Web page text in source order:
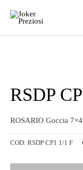
contenuto
RSDP
ROSARIO Goccia
COD: RSDP CP1 1/1 F